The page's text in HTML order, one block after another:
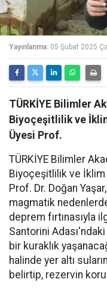
Yayınlanma: 05 Şubat 2025
TÜRKİYE Bilimler
Biyoçeşitlilik ve
Üyesi Prof.
TÜRKİYE Bilimler
Biyoçeşitlilik ve İklim
Prof. Dr. Doğan
magmatik
deprem fırtınasıyla
Santorini
bir kuraklık
halinde yer altı
belirtip, rezervin